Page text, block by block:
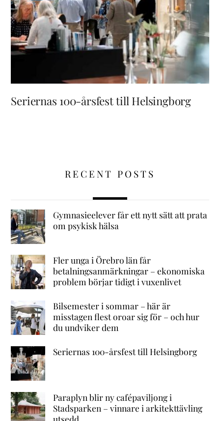
Seriernas 100-årsfest till Helsingborg
RECENT POSTS
Gymnasieelever får ett nytt sätt att prata
om psykisk hälsa
Fler unga i Örebro län får
betalningsanmärkningar – ekonomiska
problem börjar tidigt i vuxenlivet
Bilsemester i sommar – här är
misstagen flest oroar sig för – och hur
du undviker dem
Seriernas 100-årsfest till Helsingborg
Paraplyn blir ny cafépaviljong i
Stadsparken – vinnare i arkitekttävling
utsedd